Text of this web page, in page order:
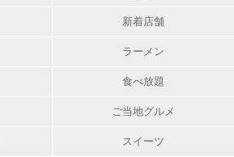
新着店舗
ラーメン
食べ放題
ご当地グルメ
スイーツ